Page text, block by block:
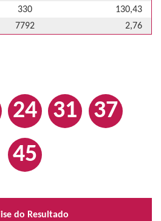
330
130,43
7792 2,76
24 31
37
45
do Resultado